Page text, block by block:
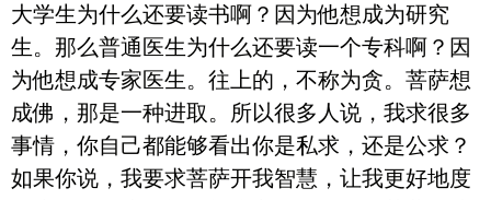
大学生为什么还要读书啊？因为他想成为研究
生。那么普通医生为什么还要读一个专科啊？因
为他想成专家医生。往上的，不称为贪。菩萨想
成佛，那是一种进取。所以很多人说，我求很多
事情，你自己都能够看出你是私求，还是公求？
如果你说，我要求菩萨开我智慧，让我更好地度